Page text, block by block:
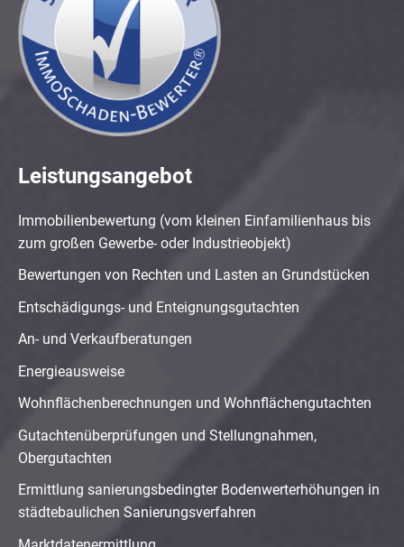
Leistungsangebot
Immobilienbewertung (vom kleinen Einfamilienhaus bis
zum großen Gewerbe- oder Industrieobjekt)
Bewertungen von Rechten und Lasten an Grundstücken
Entschädigungs- und Enteignungsgutachten
An- und Verkaufberatungen
Energieausweise
Wohnflächenberechnungen und Wohnflächengutachten
Gutachtenüberprüfungen und Stellungnahmen,
Obergutachten
Ermittlung sanierungsbedingter Bodenwerterhöhungen in
städtebaulichen Sanierungsverfahren